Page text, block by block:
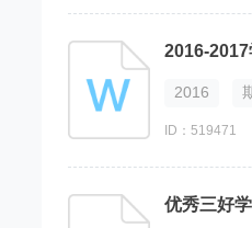
2016-
2016
ID：519471
优秀三好